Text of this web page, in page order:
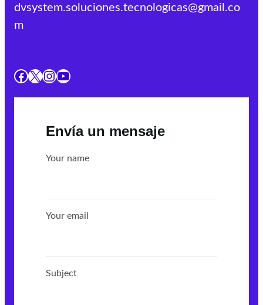
dvsystem.soluciones.tecnologicas@gmail.co
m
Facebook X InstagramYouTube
Envía un mensaje
Your name
Your email
Subject